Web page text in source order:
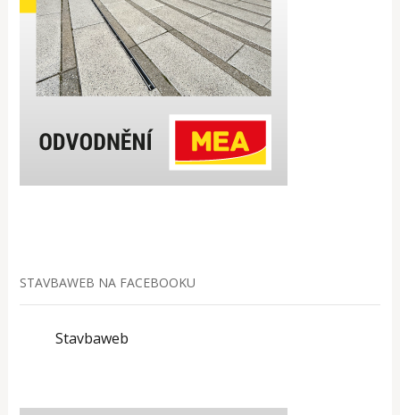
STAVBAWEB NA FACEBOOKU
Stavbaweb